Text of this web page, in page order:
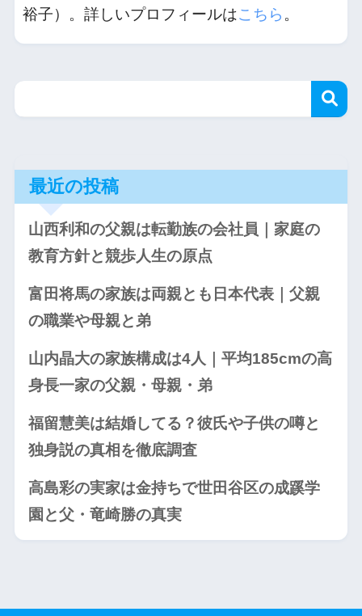
裕子）。詳しいプロフィールはこちら 。
最近の投稿
山西利和の父親は転勤族の会社員｜家庭の
教育方針と競歩人生の原点
富田将馬の家族は両親とも日本代表｜父親
の職業や母親と弟
山内晶大の家族構成は4人｜平均185cmの高
身長一家の父親・母親・弟
福留慧美は結婚してる？彼氏や子供の噂と
独身説の真相を徹底調査
高島彩の実家は金持ちで世田谷区の成蹊学
園と父・竜崎勝の真実